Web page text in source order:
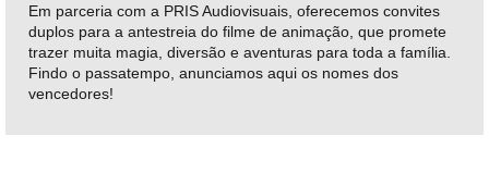
Em parceria com a PRIS Audiovisuais, oferecemos convites
duplos para a antestreia do filme de animação, que promete
trazer muita magia, diversão e aventuras para toda a família.
Findo o passatempo, anunciamos aqui os nomes dos
vencedores!